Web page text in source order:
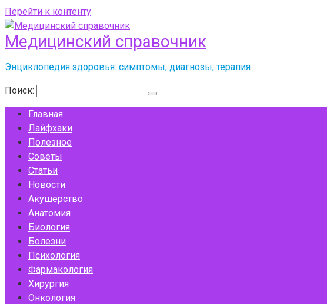
Перейти к контенту
Медицинский справочник
Энциклопедия здоровья: симптомы, диагнозы, терапия
Поиск:
Главная
Лайфхаки
Полезное
Советы
Статьи
Новости
Акушерство
Анатомия
Биология
Болезни
Психология
Фармакология
Хирургия
Онкология